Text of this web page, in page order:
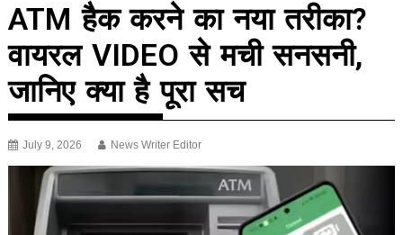
ATM हैक करने का नया तरीका?
वायरल VIDEO से मची सनसनी,
जानिए क्या है पूरा सच
July 9, 2026 News Writer Editor